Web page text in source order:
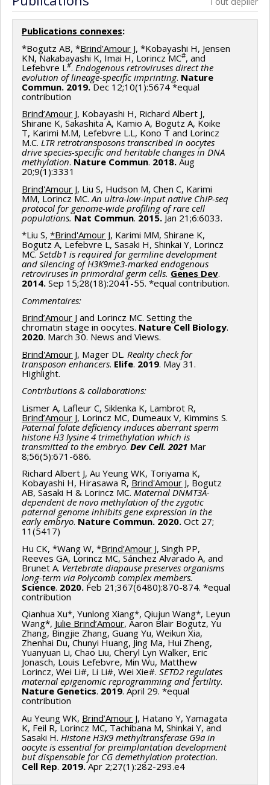
Gilbert,Mauro Silva,Karina Gutierrez,Werner Giehl
Glanzner
Sources de financement :
FRQNT/Fonds de recherche
du Québec - Nature et technologies (FQRNT)
Programmes de subvention :PVXXXXXX-(RS)
Programme de regroupements stratégiques
Programmes de subvention :PVXXXXXX-Stage
Accélération Québec - MITACS
Publications connexes:
*Bogutz AB, *Brind’Amour J, *Kobayashi H, Jensen
KN, Nakabayashi K, Imai H, Lorincz MC#, and
Lefebvre L #. Endogenous retroviruses direct the
evolution of lineage-specific imprinting. Nature
Commun. 2019.Dec 12;10(1):5674 *equal
contribution
Brind’Amour J, Kobayashi H, Richard Albert J,
Shirane K, Sakashita A, Kamio A, Bogutz A, Koike
T, Karimi M.M, Lefebvre L.L, Kono T and Lorincz
M.C. LTR retrotransposons transcribed in oocytes
drive species-specific and heritable changes in DNA
methylation. Nature Commun. 2018. Aug
20;9(1):3331
Brind'Amour J, Liu S, Hudson M, Chen C, Karimi
MM, Lorincz MC. An ultra-low-input native ChIP-seq
protocol for genome-wide profiling of rare cell
populations. Nat Commun. 2015. Jan 21;6:6033.
*Liu S, *Brind'Amour J, Karimi MM, Shirane K,
Bogutz A, Lefebvre L, Sasaki H, Shinkai Y, Lorincz
MC.Setdb1 is required for germline development
and silencing of H3K9me3-marked endogenous
retroviruses in primordial germ cells. Genes Dev.
2014. Sep 15;28(18):2041-55. *equal contribution.
Commentaires:
Brind’Amour J and Lorincz MC. Setting the
chromatin stage in oocytes. Nature Cell Biology.
2020. March 30. News and Views.
Brind'Amour J, Mager DL. Reality check for
transposon enhancers. Elife. 2019. May 31.
Highlight.
Contributions & collaborations:
Lismer A, Lafleur C, Siklenka K, Lambrot R,
Brind’Amour J, Lorincz MC, Dumeaux V, Kimmins S.
Paternal folate deficiency induces aberrant sperm
histone H3 lysine 4 trimethylation which is
transmitted to the embryo.Dev Cell. 2021 Mar
8;56(5):671-686.
Richard Albert J, Au Yeung WK, Toriyama K,
Kobayashi H, Hirasawa R, Brind'Amour J, Bogutz
AB, Sasaki H & Lorincz MC. Maternal DNMT3A-
dependent de novo methylation of the zygotic
paternal genome inhibits gene expression in the
early embryo. Nature Commun. 2020. Oct 27;
11(5417)
Hu CK, *Wang W, *Brind’Amour J, Singh PP,
Reeves GA, Lorincz MC, Sánchez Alvarado A, and
Brunet A. Vertebrate diapause preserves organisms
long-term via Polycomb complex members.
Science. 2020. Feb 21;367(6480):870-874. *equal
contribution
Qianhua Xu*, Yunlong Xiang*, Qiujun Wang*, Leyun
Wang*, Julie Brind’Amour, Aaron Blair Bogutz, Yu
Zhang, Bingjie Zhang, Guang Yu, Weikun Xia,
Zhenhai Du, Chunyi Huang, Jing Ma, Hui Zheng,
Yuanyuan Li, Chao Liu, Cheryl Lyn Walker, Eric
Jonasch, Louis Lefebvre, Min Wu, Matthew
Lorincz, Wei Li#, Li Li#, Wei Xie#. SETD2 regulates
maternal epigenomic reprogramming and fertility.
Nature Genetics. 2019. April 29. *equal
contribution
Au Yeung WK, Brind’Amour J, Hatano Y, Yamagata
K, Feil R, Lorincz MC, Tachibana M, Shinkai Y, and
Sasaki H. Histone H3K9 methyltransferase G9a in
oocyte is essential for preimplantation development
but dispensable for CG demethylation protection.
Cell Rep. 2019.Apr 2;27(1):282-293.e4